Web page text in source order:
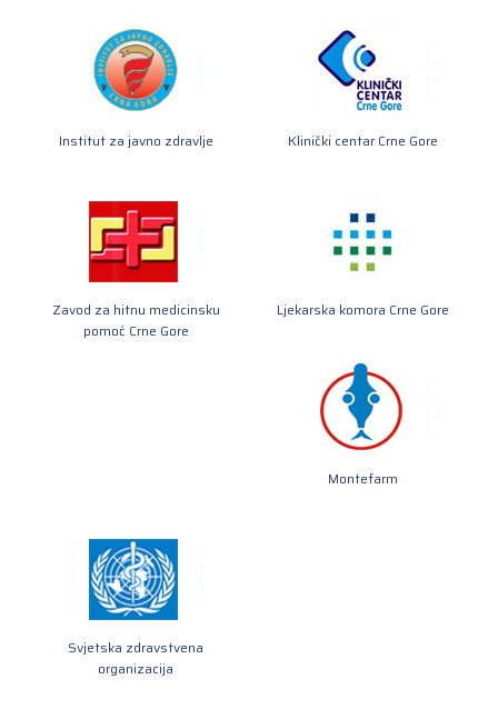
Institut za javno zdravlje Klinički centar Crne Gore
Zavod za hitnu medicinsku
pomoć Crne Gore
Ljekarska komora Crne Gore
Montefarm
Svjetska zdravstvena
organizacija